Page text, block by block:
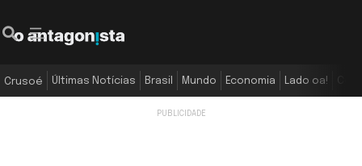
Crusoé Últimas Notícias Brasil Mundo Economia Lado oa!